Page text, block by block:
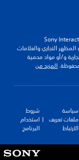
التجاري والعلامات
و/أو مواد محمية
المزيد من
سياسة
ملفات تعريف
الارتباط
شروط
استخدام
البرنامج